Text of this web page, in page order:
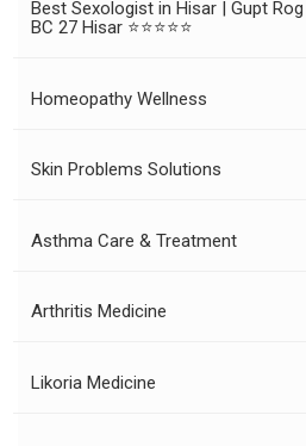
Best Sexologist in Hisar | Gupt
BC 27 Hisar ⭐⭐⭐⭐⭐
Homeopathy Wellness
Skin Problems Solutions
Asthma Care & Treatment
Arthritis Medicine
Likoria Medicine